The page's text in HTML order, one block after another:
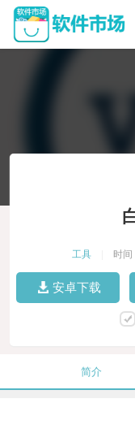
工具 时
安卓下载
简介